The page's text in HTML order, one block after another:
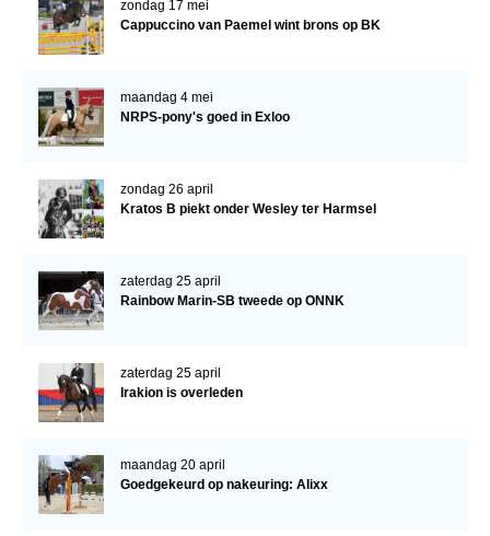
zondag 17 mei
Cappuccino van Paemel wint brons op BK
maandag 4 mei
NRPS-pony's goed in Exloo
zondag 26 april
Kratos B piekt onder Wesley ter Harmsel
zaterdag 25 april
Rainbow Marin-SB tweede op ONNK
zaterdag 25 april
Irakion is overleden
maandag 20 april
Goedgekeurd op nakeuring: Alixx